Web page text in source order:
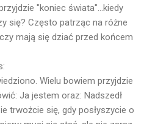
"koniec świata"...kiedy
się? Często patrząc na różne
mają się dziać przed końcem
Wielu bowiem przyjdzie
Ja jestem oraz: Nadszedł
trwożcie się, gdy posłyszycie o